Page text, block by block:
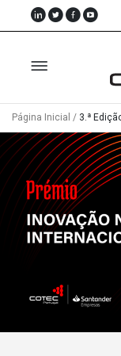
Sobre
Nós
Associados
Recursos
Eventos
Página Inicial / 3.ª